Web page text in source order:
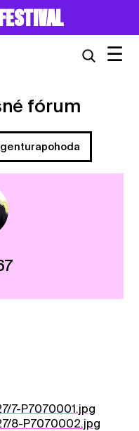
☰
fórum
7-P7070001.jpg
8-P7070002.jpg